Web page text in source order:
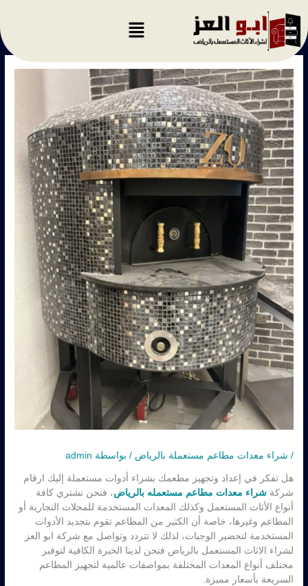
المحتوى
/ شراء معدات مطاعم مستعملة بالرياض / بواسطة admin
هل تفكر في إعداد وتجهيز مطعمك بشراء أدوات مستعملة إليك ارقام
شركةشراء معدات مطاعم مستعمله بالرياض، فنحن نشتري كافة
أنواع الأثاث المستعمل وكذلك المعدات المستخدمة للمحلات التجارية أو
المطاعم وغيرها، خاصة أن الكثير من المطاعم تقوم بتجديد الأدوات
المستخدمة لتحضير الوجبات، لذلك لا تتردد وتواصل مع شركة ابو العز
لشراء الاثاث المستعمل بالرياض فنحن لدينا الخبرة الكافية لتوفير
مختلف أنواع المعدات المختلفة بمواصفات عالمية لتجهيز المطاعم
السريعة بأسعار مميزة.